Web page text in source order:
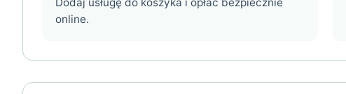
Dodaj usługę do koszyka i opłać bezpiecznie
online.